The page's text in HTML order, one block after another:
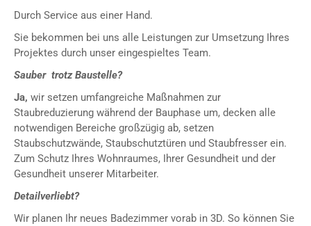
Durch Service aus einer Hand.
Sie bekommen bei uns alle Leistungen zur Umsetzung Ihres
Projektes durch unser eingespieltes Team.
Sauber trotz Baustelle?
Ja, wir setzen umfangreiche Maßnahmen zur
Staubreduzierung während der Bauphase um, decken alle
notwendigen Bereiche großzügig ab, setzen
Staubschutzwände, Staubschutztüren und Staubfresser ein.
Zum Schutz Ihres Wohnraumes, Ihrer Gesundheit und der
Gesundheit unserer Mitarbeiter.
Detailverliebt?
Wir planen Ihr neues Badezimmer vorab in 3D. So können Sie